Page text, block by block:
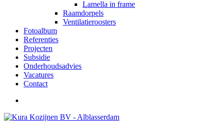
Lamella in frame
Raamdorpels
Ventilatieroosters
Fotoalbum
Referenties
Projecten
Subsidie
Onderhoudsadvies
Vacatures
Contact